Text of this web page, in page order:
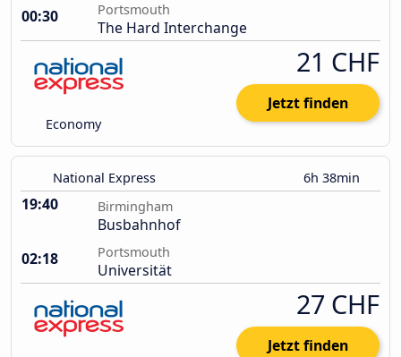
00:30
Portsmouth
The Hard Interchange
Economy
21 CHF
Jetzt finden
National Express 6h 38min
19:40 Birmingham
Busbahnhof
02:18
Portsmouth
Universität
27 CHF
Jetzt finden